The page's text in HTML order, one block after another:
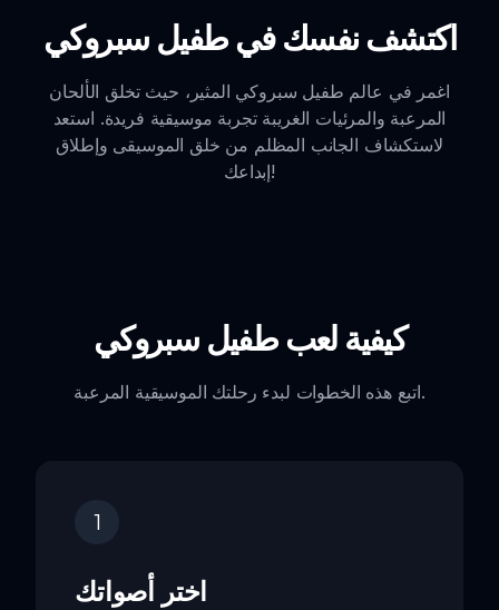
اكتشف نفسك في طفيل سبروكي
اغمر في عالم طفيل سبروكي المثير، حيث تخلق الألحان
المرعبة والمرئيات الغريبة تجربة موسيقية فريدة. استعد
لاستكشاف الجانب المظلم من خلق الموسيقى وإطلاق
إبداعك!
كيفية لعب طفيل سبروكي
اتبع هذه الخطوات لبدء رحلتك الموسيقية المرعبة.
1
اختر أصواتك